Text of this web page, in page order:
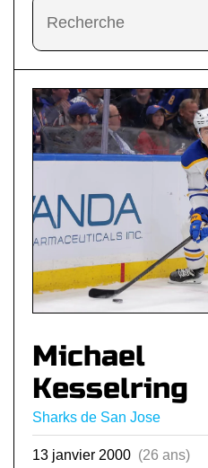
Michael
Kesselring
Sharks de San Jose
13 janvier 2000 (26 ans)